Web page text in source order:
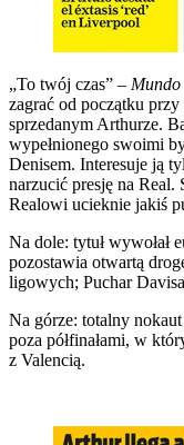
„To twój czas” –
zagrać od początku
sprzedanym Arthurze.
wypełnionego swoimi
Denisem. Interesuje ją
narzucić presję na Real.
Realowi ucieknie jakiś
Na dole: tytuł wywołał
pozostawia otwartą
ligowych; Puchar
Na górze: totalny
poza półfinałami, w
z Valencią.